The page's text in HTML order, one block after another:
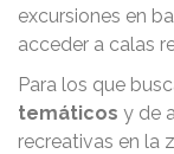
excursiones en
acceder a calas
Para los que
temáticos y de
recreativas en la